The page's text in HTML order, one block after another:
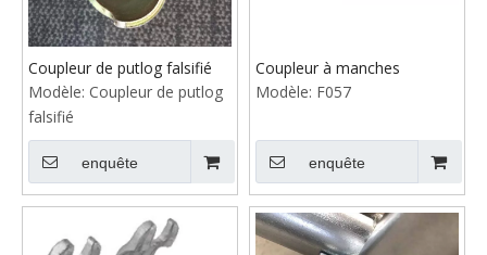
Coupleur de putlog falsifié
Modèle: Coupleur de putlog
falsifié
enquête
Coupleur à manches
Modèle: F057
enquête